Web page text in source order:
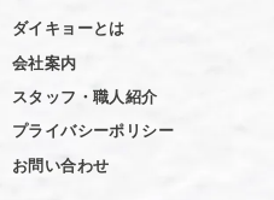
ダイキョーとは
会社案内
スタッフ・職人紹介
プライバシーポリシー
お問い合わせ